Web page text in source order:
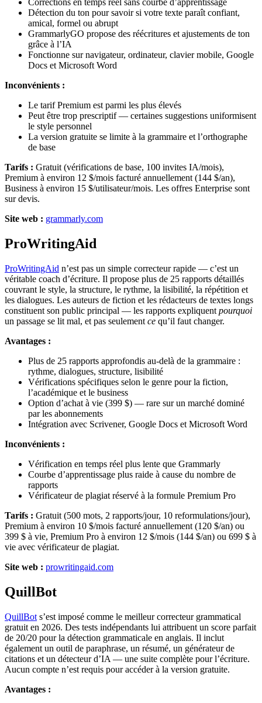
Détection du ton pour savoir si votre texte paraît confiant,
amical, formel ou abrupt
GrammarlyGO propose des réécritures et ajustements de ton
grâce à l’IA
Fonctionne sur navigateur, ordinateur, clavier mobile, Google
Docs et Microsoft Word
Inconvénients :
Le tarif Premium est parmi les plus élevés
Peut être trop prescriptif — certaines suggestions uniformisent
le style personnel
La version gratuite se limite à la grammaire et l’orthographe
de base
Tarifs : Gratuit (vérifications de base, 100 invites IA/mois),
Premium à environ 12 $/mois facturé annuellement (144 $/an),
Business à environ 15 $/utilisateur/mois. Les offres Enterprise sont
sur devis.
Site web : grammarly.com
ProWritingAid
ProWritingAid n’est pas un simple correcteur rapide — c’est un
véritable coach d’écriture. Il propose plus de 25 rapports détaillés
couvrant le style, la structure, le rythme, la lisibilité, la répétition et
les dialogues. Les auteurs de fiction et les rédacteurs de textes longs
constituent son public principal — les rapports expliquent pourquoi
un passage se lit mal, et pas seulement ce qu’il faut changer.
Avantages :
Plus de 25 rapports approfondis au-delà de la grammaire :
rythme, dialogues, structure, lisibilité
Vérifications spécifiques selon le genre pour la fiction,
l’académique et le business
Option d’achat à vie (399 $) — rare sur un marché dominé
par les abonnements
Intégration avec Scrivener, Google Docs et Microsoft Word
Inconvénients :
Vérification en temps réel plus lente que Grammarly
Courbe d’apprentissage plus raide à cause du nombre de
rapports
Vérificateur de plagiat réservé à la formule Premium Pro
Tarifs : Gratuit (500 mots, 2 rapports/jour, 10 reformulations/jour),
Premium à environ 10 $/mois facturé annuellement (120 $/an) ou
399 $ à vie, Premium Pro à environ 12 $/mois (144 $/an) ou 699 $ à
vie avec vérificateur de plagiat.
Site web : prowritingaid.com
QuillBot
QuillBot s’est imposé comme le meilleur correcteur grammatical
gratuit en 2026. Des tests indépendants lui attribuent un score parfait
de 20/20 pour la détection grammaticale en anglais. Il inclut
également un outil de paraphrase, un résumé, un générateur de
citations et un détecteur d’IA — une suite complète pour l’écriture.
Aucun compte n’est requis pour accéder à la version gratuite.
Avantages :